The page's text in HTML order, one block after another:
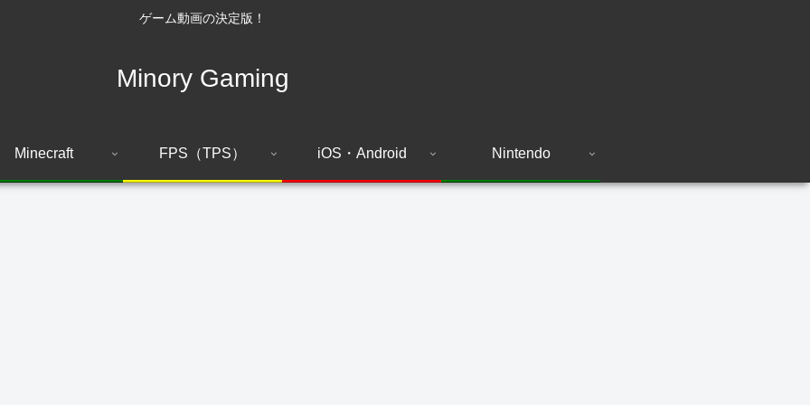
ゲーム動画の決定版！
Minory Gaming
Minecraft FPS（TPS） iOS・Android Nintendo